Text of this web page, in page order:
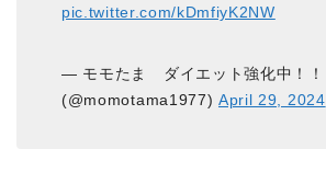
pic.twitter.com/kDmfiyK2NW
— モモたま ダイエット強化中！！
(@momotama1977) April 29, 2024